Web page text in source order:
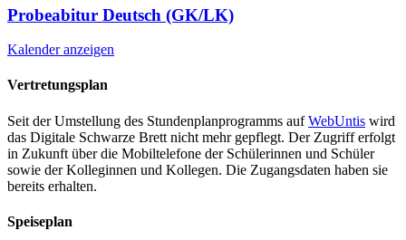
Probeabitur Deutsch (GK/LK)
Kalender anzeigen
Vertretungsplan
Seit der Umstellung des Stundenplanprogramms aufWebUntis wird
das Digitale Schwarze Brett nicht mehr gepflegt. Der Zugriff erfolgt
in Zukunft über die Mobiltelefone der Schülerinnen und Schüler
sowie der Kolleginnen und Kollegen. Die Zugangsdaten haben sie
bereits erhalten.
Speiseplan